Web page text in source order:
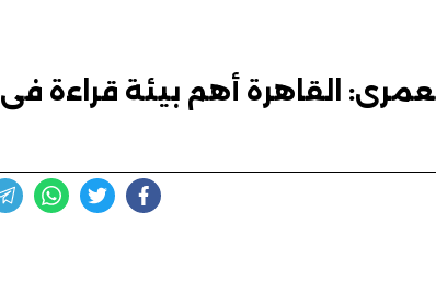
القاهرة أهم بيئة قراءة فى